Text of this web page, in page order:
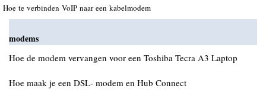
Hoe te verbinden VoIP naar een kabelmodem
modems
Hoe de modem vervangen voor een Toshiba Tecra A3 Laptop
Hoe maak je een DSL- modem en Hub Connect